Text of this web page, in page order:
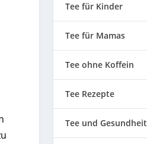
Tee für Kinder
Tee für Mamas
Tee ohne Koffein
Tee Rezepte
Tee und Gesundheit